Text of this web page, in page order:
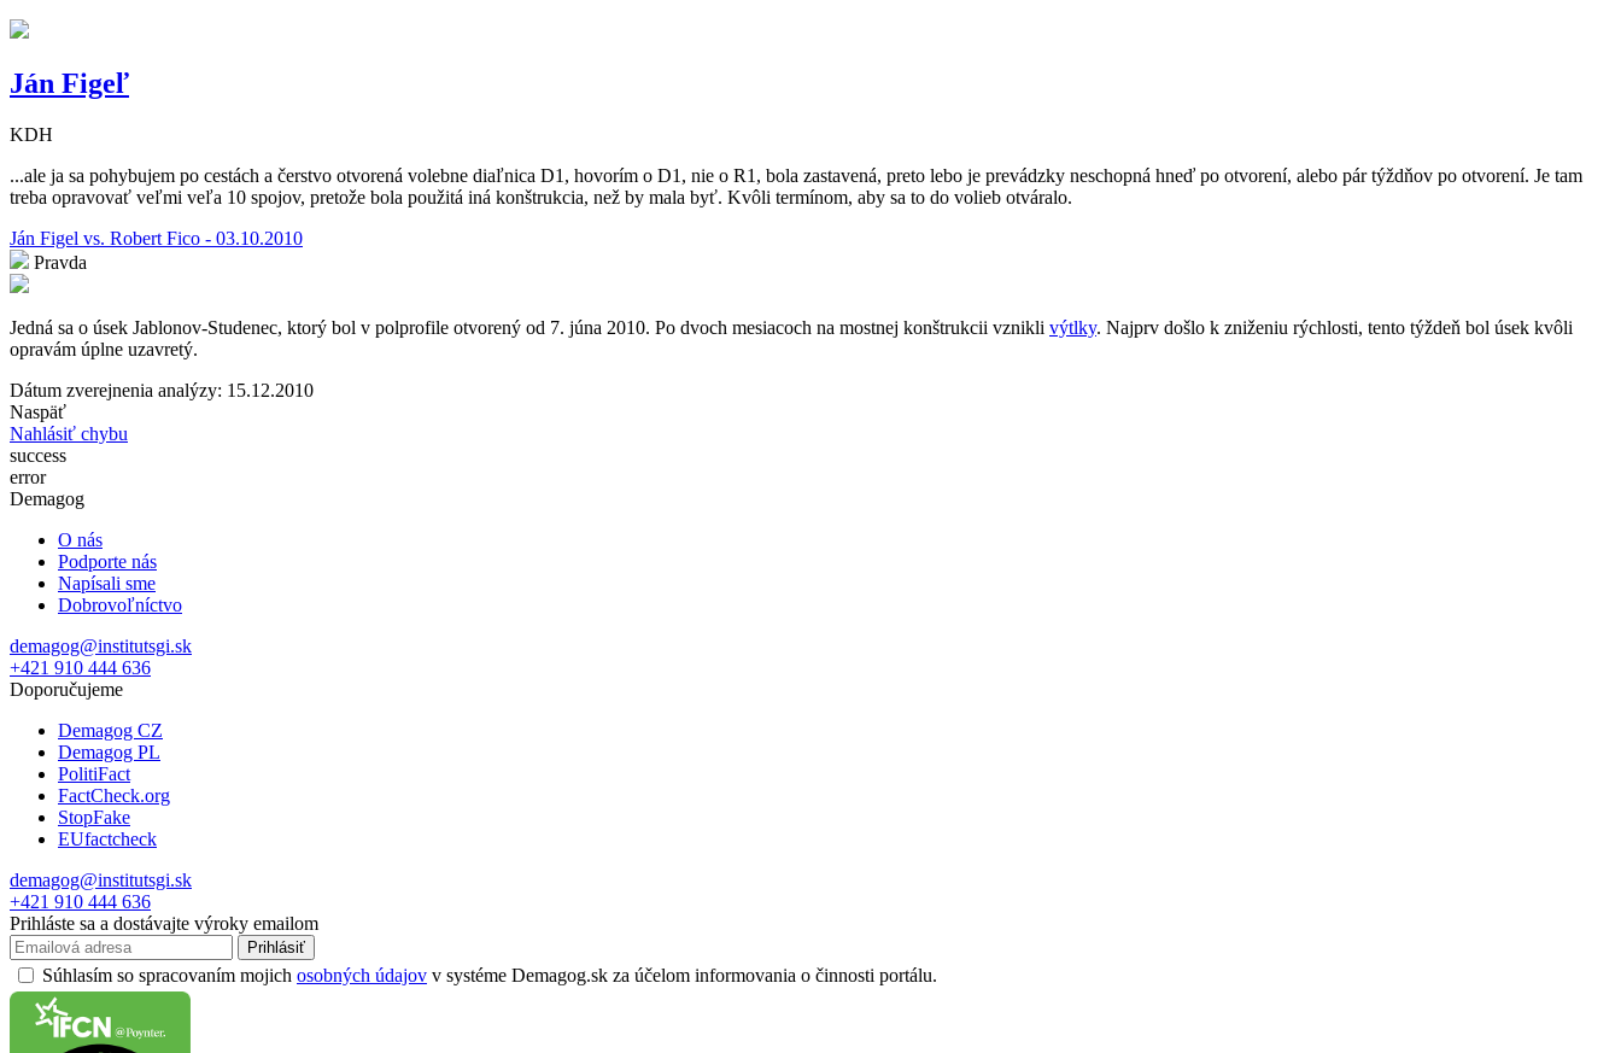
Ján Figeľ
KDH
...ale ja sa pohybujem po cestách a čerstvo otvorená volebne diaľnica D1, hovorím o D1, nie o R1, bola zastavená, preto lebo je prevádzky neschopná hneď po otvorení, alebo pár týždňov po otvorení. Je tam
treba opravovať veľmi veľa 10 spojov, pretože bola použitá iná konštrukcia, než by mala byť. Kvôli termínom, aby sa to do volieb otváralo.
Ján Figel vs. Robert Fico - 03.10.2010
Pravda
Jedná sa o úsek Jablonov-Studenec, ktorý bol v polprofile otvorený od 7. júna 2010. Po dvoch mesiacoch na mostnej konštrukcii vznikli výtlky. Najprv došlo k zniženiu rýchlosti, tento týždeň bol úsek kvôli
opravám úplne uzavretý.
Dátum zverejnenia analýzy: 15.12.2010
Naspäť
Nahlásiť chybu
success
error
Demagog
O nás
Podporte nás
Napísali sme
Dobrovoľníctvo
demagog@institutsgi.sk
+421 910 444 636
Doporučujeme
Demagog CZ
Demagog PL
PolitiFact
FactCheck.org
StopFake
EUfactcheck
demagog@institutsgi.sk
+421 910 444 636
Prihláste sa a dostávajte výroky emailom
Prihlásiť
Súhlasím so spracovaním mojich osobných údajov v systéme Demagog.sk za účelom informovania o činnosti portálu.